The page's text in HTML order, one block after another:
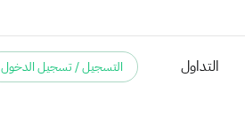
التداول التسجيل / تسجيل الدخول